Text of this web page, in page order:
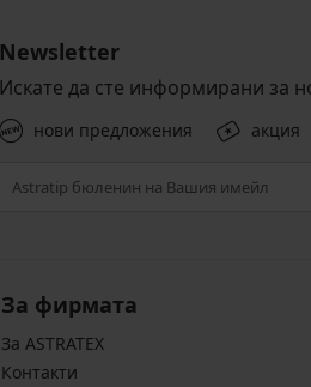
Newsletter
Искате да сте информирани за
нови предложения акция
За фирмата
За ASTRATEX
Контакти